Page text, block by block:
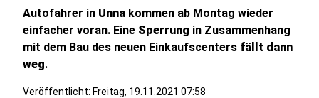
Autofahrer in Unna kommen ab Montag wieder
einfacher voran. Eine Sperrung in Zusammenhang
mit dem Bau des neuen Einkaufscenters fällt dann
weg.
Veröffentlicht: Freitag, 19.11.2021 07:58